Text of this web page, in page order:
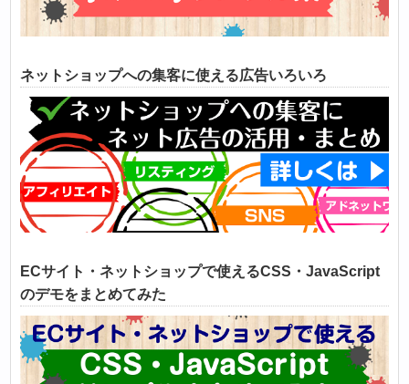
ネットショップへの集客に使える広告いろいろ
ECサイト・ネットショップで使えるCSS・JavaScript
のデモをまとめてみた